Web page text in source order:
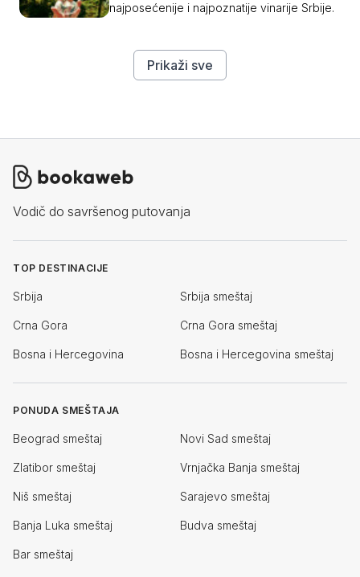
najposećenije i najpoznatije vinarije Srbije.
Prikaži sve
Vodič do savršenog putovanja
TOP DESTINACIJE
Srbija Srbija smeštaj
Crna Gora Crna Gora smeštaj
Bosna i Hercegovina Bosna i Hercegovina smeštaj
PONUDA SMEŠTAJA
Beograd smeštaj Novi Sad smeštaj
Zlatibor smeštaj Vrnjačka Banja smeštaj
Niš smeštaj Sarajevo smeštaj
Banja Luka smeštaj Budva smeštaj
Bar smeštaj